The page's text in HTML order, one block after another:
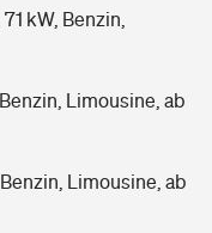
kW, Benzin,
Limousine, ab
Limousine, ab